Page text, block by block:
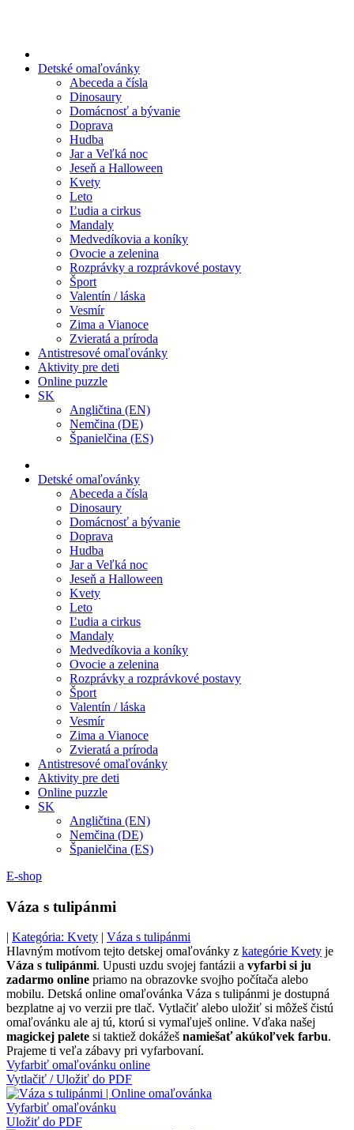
Detské omaľovánky
Abeceda a čísla
Dinosaury
Domácnosť a bývanie
Doprava
Hudba
Jar a Veľká noc
Jeseň a Halloween
Kvety
Leto
Ľudia a cirkus
Mandaly
Medvedíkovia a koníky
Ovocie a zelenina
Rozprávky a rozprávkové postavy
Šport
Valentín / láska
Vesmír
Zima a Vianoce
Zvieratá a príroda
Antistresové omaľovánky
Aktivity pre deti
Online puzzle
SK
Angličtina (EN)
Nemčina (DE)
Španielčina (ES)
Detské omaľovánky
Abeceda a čísla
Dinosaury
Domácnosť a bývanie
Doprava
Hudba
Jar a Veľká noc
Jeseň a Halloween
Kvety
Leto
Ľudia a cirkus
Mandaly
Medvedíkovia a koníky
Ovocie a zelenina
Rozprávky a rozprávkové postavy
Šport
Valentín / láska
Vesmír
Zima a Vianoce
Zvieratá a príroda
Antistresové omaľovánky
Aktivity pre deti
Online puzzle
SK
Angličtina (EN)
Nemčina (DE)
Španielčina (ES)
E-shop
Váza s tulipánmi
| Kategória: Kvety | Váza s tulipánmi
Hlavným motívom tejto detskej omaľovánky z kategórie Kvety je
Váza s tulipánmi. Upusti uzdu svojej fantázii a vyfarbi si ju
zadarmo online priamo na obrazovke svojho počítača alebo
mobilu. Detská online omaľovánka Váza s tulipánmi je dostupná
bezplatne aj vo verzii pre tlač. Vytlačiť alebo uložiť si môžeš čistú
omaľovánku ale aj tú, ktorú si vymaľuješ online. Vďaka našej
magickej palete si taktiež dokážeš namiešať akúkoľvek farbu.
Prajeme ti veľa zábavy pri vyfarbovaní.
Vyfarbiť omaľovánku online
Vytlačiť / Uložiť do PDF
Vyfarbiť omaľovánku
Uložiť do PDF